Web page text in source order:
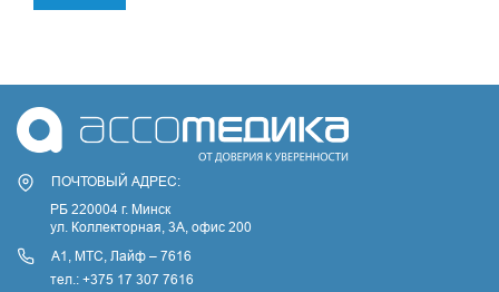
ПОЧТОВЫЙ АДРЕС:
РБ 220004 г. Минск
ул. Коллекторная, 3A, офис 200
А1, МТС, Лайф – 7616
тел.: +375 17 307 7616